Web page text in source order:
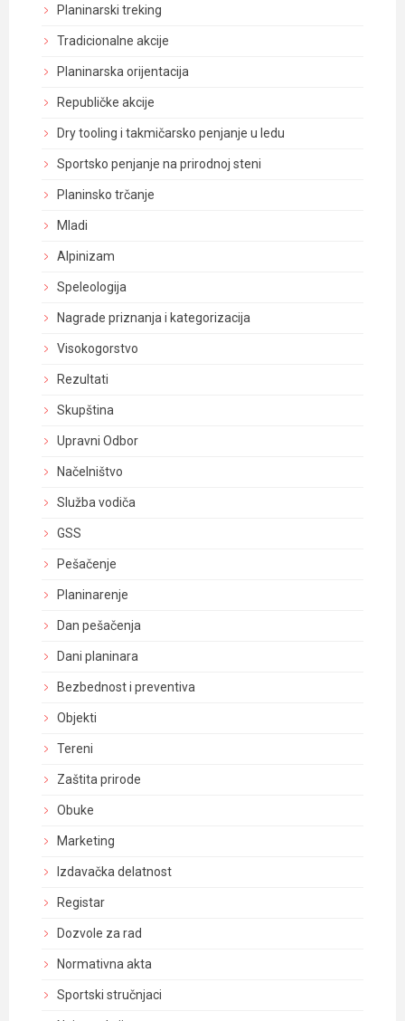
Planinarski treking
Tradicionalne akcije
Planinarska orijentacija
Republičke akcije
Dry tooling i takmičarsko penjanje u ledu
Sportsko penjanje na prirodnoj steni
Planinsko trčanje
Mladi
Alpinizam
Speleologija
Nagrade priznanja i kategorizacija
Visokogorstvo
Rezultati
Skupština
Upravni Odbor
Načelništvo
Služba vodiča
GSS
Pešačenje
Planinarenje
Dan pešačenja
Dani planinara
Bezbednost i preventiva
Objekti
Tereni
Zaštita prirode
Obuke
Marketing
Izdavačka delatnost
Registar
Dozvole za rad
Normativna akta
Sportski stručnjaci